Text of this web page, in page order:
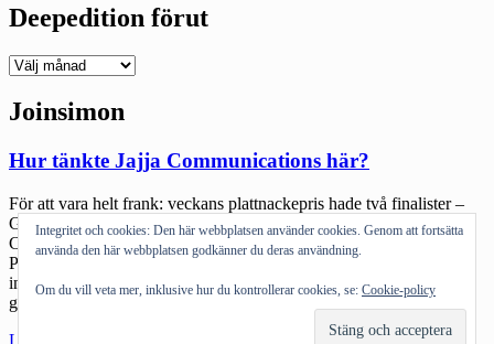
Deepedition förut
Deepedition
Joinsimon
Hur tänkte Jajja Communications här?
För att vara helt frank: veckans plattnackepris hade två finalister –
Google som fimpade Ted Valentins kartsajter och Jajja
Communications som stämt Nikke. Google såg till att snabbt lösa
PR-krisen under uppseglande. Jajja Communications verkar dock
inte förstå kraften som nu kommer att slå emot dem när de väljer att
gå stämningsvägen mot enskilda bloggare. […]
Läs mer
Integritet och cookies: Den här webbplatsen använder cookies. Genom att fortsätta
använda den här webbplatsen godkänner du deras användning.
Om du vill veta mer, inklusive hur du kontrollerar cookies, se: Cookie-policy